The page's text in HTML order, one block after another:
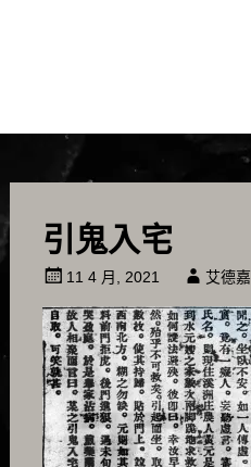
引鬼入宅
11 4 月, 2021 艾德嘉